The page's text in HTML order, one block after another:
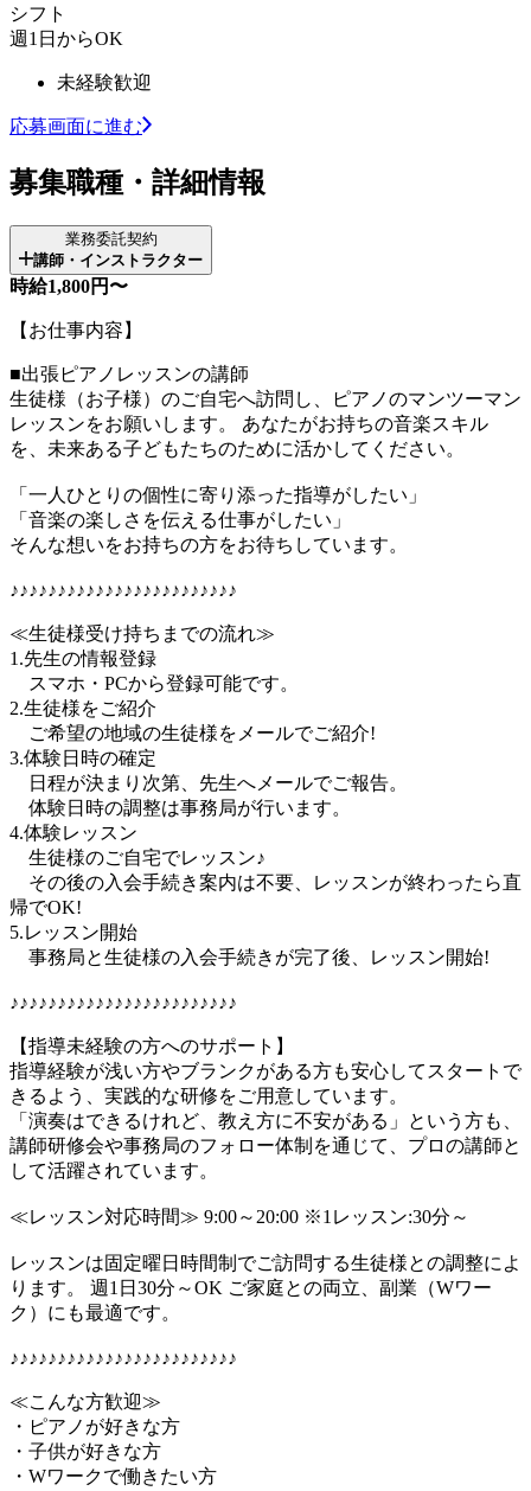
シフト
週1日からOK
未経験歓迎
応募画面に進む
募集職種・詳細情報
業務委託契約
講師・インストラクター
時給1,800円〜
【お仕事内容】
■出張ピアノレッスンの講師
生徒様（お子様）のご自宅へ訪問し、ピアノのマンツーマン
レッスンをお願いします。 あなたがお持ちの音楽スキル
を、未来ある子どもたちのために活かしてください。
「一人ひとりの個性に寄り添った指導がしたい」
「音楽の楽しさを伝える仕事がしたい」
そんな想いをお持ちの方をお待ちしています。
♪♪♪♪♪♪♪♪♪♪♪♪♪♪♪♪♪♪♪♪♪♪♪♪
≪生徒様受け持ちまでの流れ≫
1.先生の情報登録
スマホ・PCから登録可能です。
2.生徒様をご紹介
ご希望の地域の生徒様をメールでご紹介!
3.体験日時の確定
日程が決まり次第、先生へメールでご報告。
体験日時の調整は事務局が行います。
4.体験レッスン
生徒様のご自宅でレッスン♪
その後の入会手続き案内は不要、レッスンが終わったら直
帰でOK!
5.レッスン開始
事務局と生徒様の入会手続きが完了後、レッスン開始!
♪♪♪♪♪♪♪♪♪♪♪♪♪♪♪♪♪♪♪♪♪♪♪♪
【指導未経験の方へのサポート】
指導経験が浅い方やブランクがある方も安心してスタートで
きるよう、実践的な研修をご用意しています。
「演奏はできるけれど、教え方に不安がある」という方も、
講師研修会や事務局のフォロー体制を通じて、プロの講師と
して活躍されています。
≪レッスン対応時間≫ 9:00～20:00 ※1レッスン:30分～
レッスンは固定曜日時間制でご訪問する生徒様との調整によ
ります。 週1日30分～OK ご家庭との両立、副業（Wワー
ク）にも最適です。
♪♪♪♪♪♪♪♪♪♪♪♪♪♪♪♪♪♪♪♪♪♪♪♪
≪こんな方歓迎≫
・ピアノが好きな方
・子供が好きな方
・Wワークで働きたい方